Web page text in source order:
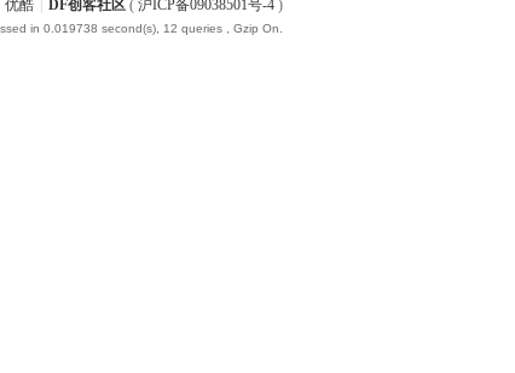
优酷 DF创客社区 ( 沪ICP备09038501号-4 )
in 0.019738 second(s), 12 queries , Gzip On.